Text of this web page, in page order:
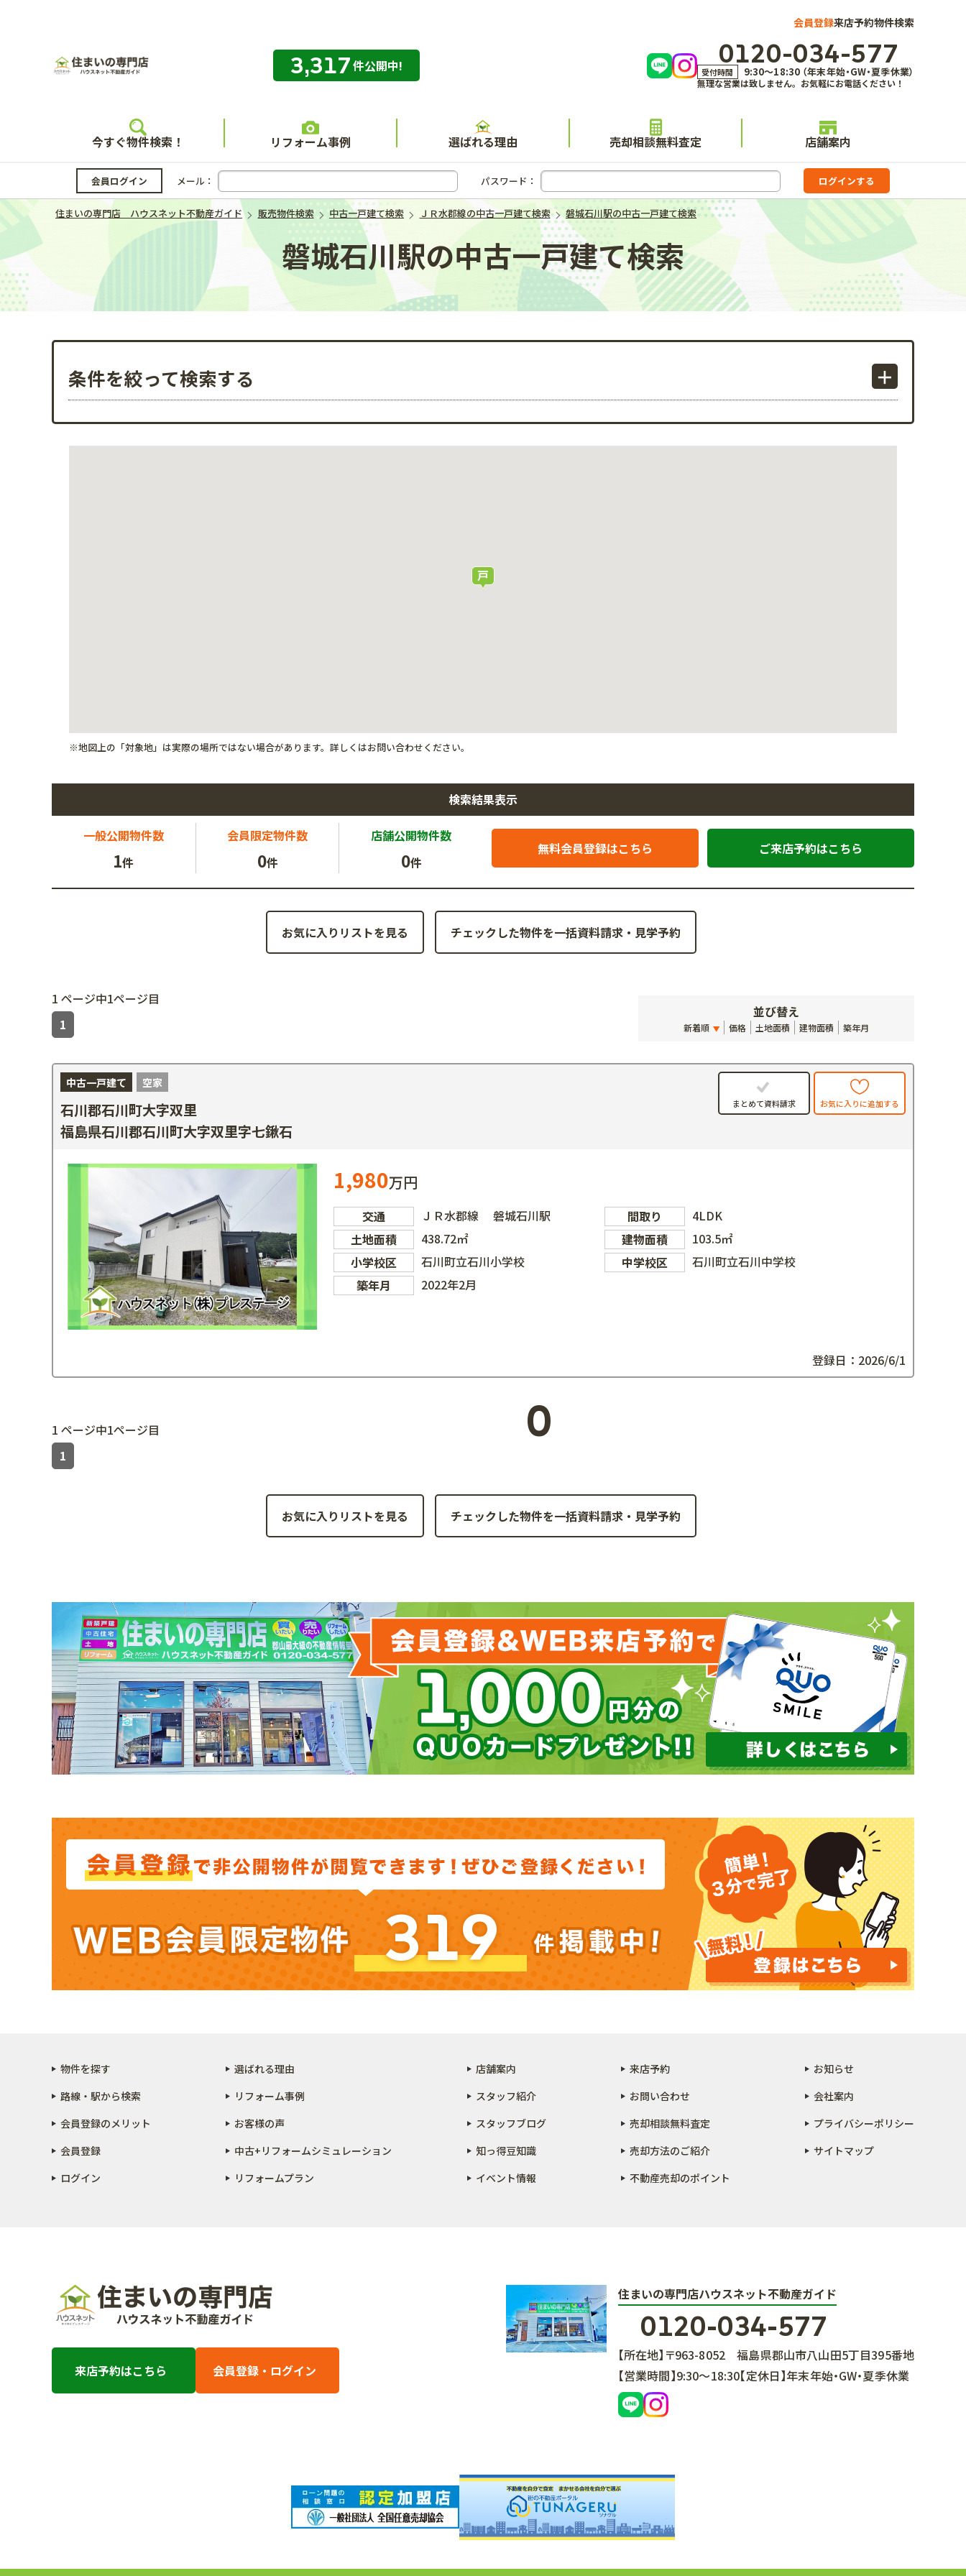
会員登録来店予約物件検索
住まいの専門店 ハウスネット不動産ガイド
3,317件公開中! 0120-034-577
受付時間 9:30～18:30 （年末年始・GW・夏季休業）
無理な営業は致しません。お気軽にお電話ください！
今すぐ物件検索！ リフォーム事例 選ばれる理由 売却相談無料査定 店舗案内
会員ログイン メール： パスワード：
住まいの専門店 ハウスネット不動産ガイド 販売物件検索 中古一戸建て検索 ＪＲ水郡線の中古一戸建て検索 磐城石川駅の中古一戸建て検索
磐城石川駅の中古一戸建て検索
条件を絞って検索する
※地図上の「対象地」は実際の場所ではない場合があります。詳しくはお問い合わせください。
検索結果表示
一般公開物件数
1件
会員限定物件数
0件
店舗公開物件数
0件
無料会員登録はこちら ご来店予約はこちら
お気に入りリストを見る
1 ページ中1ページ目
1
並び替え
新着順 価格 土地面積 建物面積 築年月
中古一戸建て 空家
石川郡石川町大字双里
福島県石川郡石川町大字双里字七鍬石
まとめて資料請求 お気に入りに追加する
1,980万円
交通 ＪＲ水郡線 磐城石川駅 間取り
4LDK
土地面積
438.72㎡ 建物面積
103.5㎡
小学校区
石川町立石川小学校 中学校区
石川町立石川中学校
築年月
2022年2月
登録日：2026/6/1
0
1 ページ中1ページ目
1
お気に入りリストを見る
319
物件を探す
路線・駅から検索
会員登録のメリット
会員登録
ログイン
選ばれる理由
リフォーム事例
お客様の声
中古+リフォームシミュレーション
リフォームプラン
店舗案内
スタッフ紹介
スタッフブログ
知っ得豆知識
イベント情報
来店予約
お問い合わせ
売却相談無料査定
売却方法のご紹介
不動産売却のポイント
お知らせ
会社案内
プライバシーポリシー
サイトマップ
来店予約はこちら 会員登録・ログイン
住まいの専門店ハウスネット不動産ガイド
0120-034-577
【所在地】 〒963-8052
福島県郡山市八山田5丁目395番地
【営業時間】9:30～18:30【定休日】年末年始・GW・夏季休業